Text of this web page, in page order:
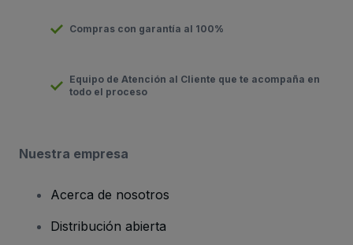
Compras con garantía al 100%
Equipo de Atención al Cliente que te acompaña en
todo el proceso
Nuestra empresa
Acerca de nosotros
Distribución abierta